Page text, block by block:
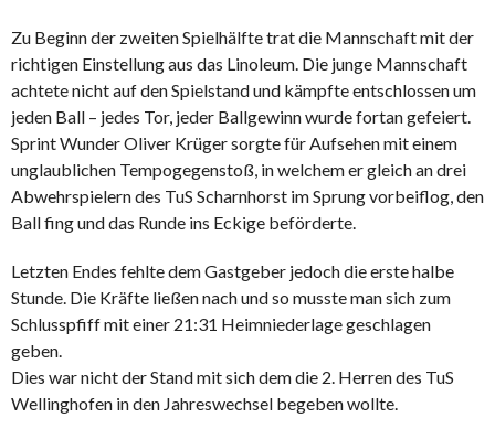
Zu Beginn der zweiten Spielhälfte trat die Mannschaft mit der
richtigen Einstellung aus das Linoleum. Die junge Mannschaft
achtete nicht auf den Spielstand und kämpfte entschlossen um
jeden Ball – jedes Tor, jeder Ballgewinn wurde fortan gefeiert.
Sprint Wunder Oliver Krüger sorgte für Aufsehen mit einem
unglaublichen Tempogegenstoß, in welchem er gleich an drei
Abwehrspielern des TuS Scharnhorst im Sprung vorbeiflog, den
Ball fing und das Runde ins Eckige beförderte.
Letzten Endes fehlte dem Gastgeber jedoch die erste halbe
Stunde. Die Kräfte ließen nach und so musste man sich zum
Schlusspfiff mit einer 21:31 Heimniederlage geschlagen
geben.
Dies war nicht der Stand mit sich dem die 2. Herren des TuS
Wellinghofen in den Jahreswechsel begeben wollte.